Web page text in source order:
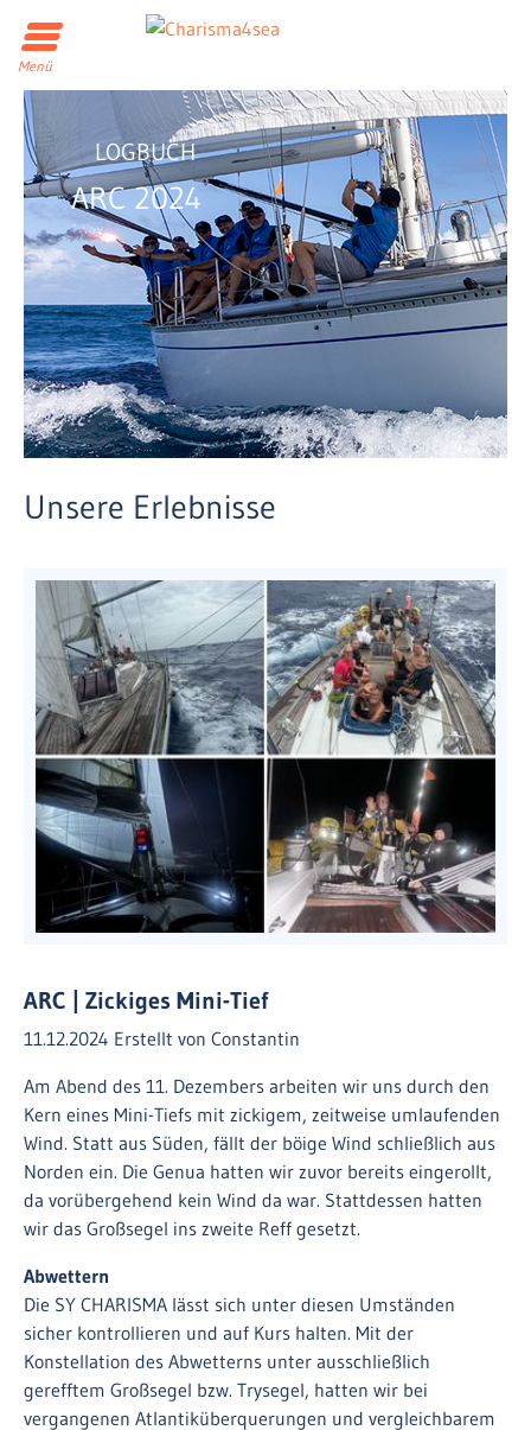
Menü
LOGBUCH
ARC 2024
Unsere Erlebnisse
ARC | Zickiges Mini-Tief
11.12.2024 Erstellt von Constantin
Am Abend des 11. Dezembers arbeiten wir uns durch den
Kern eines Mini-Tiefs mit zickigem, zeitweise umlaufenden
Wind. Statt aus Süden, fällt der böige Wind schließlich aus
Norden ein. Die Genua hatten wir zuvor bereits eingerollt,
da vorübergehend kein Wind da war. Stattdessen hatten
wir das Großsegel ins zweite Reff gesetzt.
Abwettern
Die SY CHARISMA lässt sich unter diesen Umständen
sicher kontrollieren und auf Kurs halten. Mit der
Konstellation des Abwetterns unter ausschließlich
gerefftem Großsegel bzw. Trysegel, hatten wir bei
vergangenen Atlantiküberquerungen und vergleichbarem